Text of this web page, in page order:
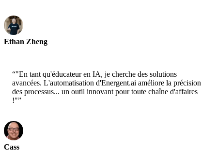
Ethan Zheng
“"En tant qu'éducateur en IA, je cherche des solutions
avancées. L'automatisation d'Energent.ai améliore la précision
des processus... un outil innovant pour toute chaîne d'affaires
!"”
Cass